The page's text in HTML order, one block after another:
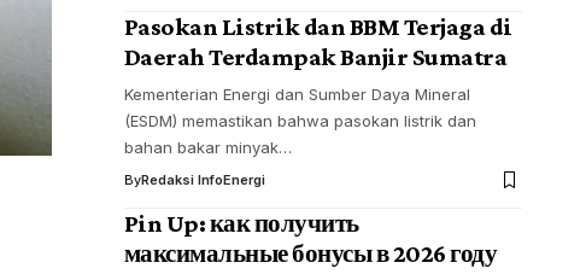
Pasokan Listrik dan BBM Terjaga di
Daerah Terdampak Banjir Sumatra
Kementerian Energi dan Sumber Daya Mineral
(ESDM) memastikan bahwa pasokan listrik dan
bahan bakar minyak…
ByRedaksi InfoEnergi
Pin Up: как получить
максимальные бонусы в 2026 году